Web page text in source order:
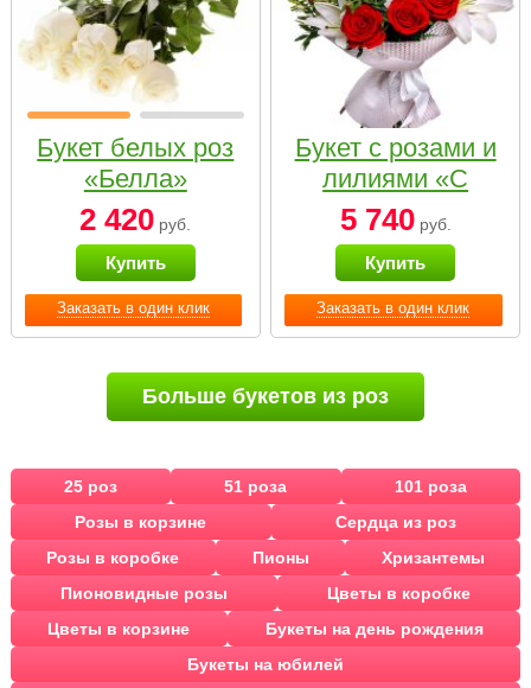
Заказать в один клик
Букет белых роз
«Белла»
2 420 руб.
Купить
Заказать в один клик
Букет с розами и
лилиями «С
наилучшими
пожеланиями»
5 740руб.
Купить
Больше букетов из роз
25 роз 51 роза
101 роза
Розы в корзине
Сердца из роз
Розы в коробке
Пионы
Хризантемы
Пионовидные розы
Цветы в коробке
Цветы в корзине
Букеты на день рождения
Букеты на юбилей